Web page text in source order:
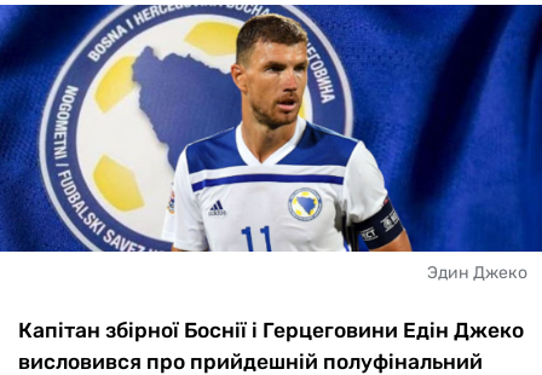
Эдин Джеко
Капітан збірної Боснії і Герцеговини Едін Джеко
висловився про прийдешній полуфінальний